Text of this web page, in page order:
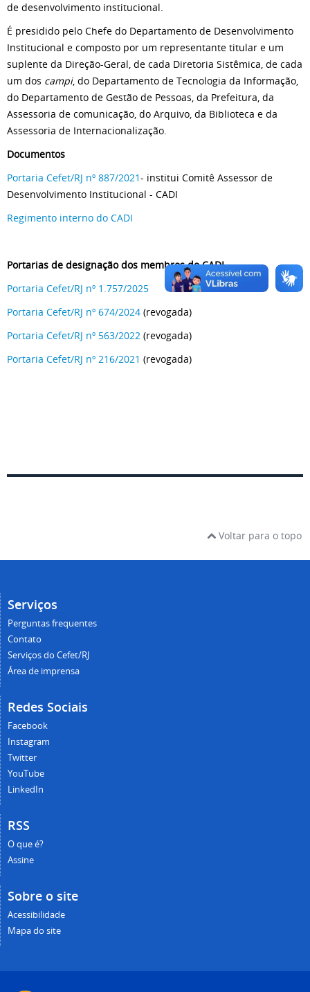
de desenvolvimento institucional.
É presidido pelo Chefe do Departamento de Desenvolvimento
Institucional e composto por um representante titular e um
suplente da Direção-Geral, de cada Diretoria Sistêmica, de cada
um dos campi, do Departamento de Tecnologia da Informação,
do Departamento de Gestão de Pessoas, da Prefeitura, da
Assessoria de comunicação, do Arquivo, da Biblioteca e da
Assessoria de Internacionalização.
Documentos
Portaria Cefet/RJ nº 887/2021- institui Comitê Assessor de
Desenvolvimento Institucional - CADI
Regimento interno do CADI
Portarias de designação dos membros do CADI
Portaria Cefet/RJ nº 1.757/2025
Portaria Cefet/RJ nº 674/2024 (revogada)
Portaria Cefet/RJ nº 563/2022 (revogada)
Portaria Cefet/RJ nº 216/2021 (revogada)
Voltar para o topo
Serviços
Perguntas frequentes
Contato
Serviços do Cefet/RJ
Área de imprensa
Redes Sociais
Facebook
Instagram
Twitter
YouTube
LinkedIn
RSS
O que é?
Assine
Sobre o site
Acessibilidade
Mapa do site